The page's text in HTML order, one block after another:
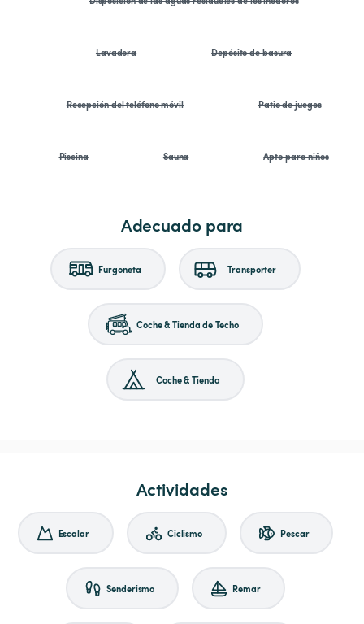
Lavadora Depósito de basura
Recepción del teléfono móvil Patio de juegos
Piscina Sauna Apto para niños
Adecuado para
Furgoneta Transporter
Coche & Tienda de Techo
Coche & Tienda
Actividades
Escalar Ciclismo Pescar
Senderismo Remar